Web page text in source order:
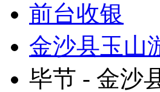
前台收银
金沙县玉山
毕节 - 金沙